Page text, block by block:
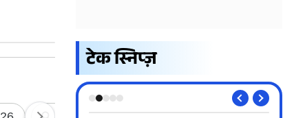
टेक स्निप्ज़